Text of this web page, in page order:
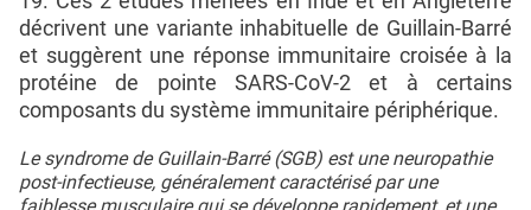
décrivent une variante inhabituelle de Guillain-Barré
et suggèrent une réponse immunitaire croisée à la
protéine de pointe SARS-CoV-2 et à certains
composants du système immunitaire périphérique.
Le syndrome de Guillain-Barré (SGB) est une neuropathie
post-infectieuse, généralement caractérisé par une